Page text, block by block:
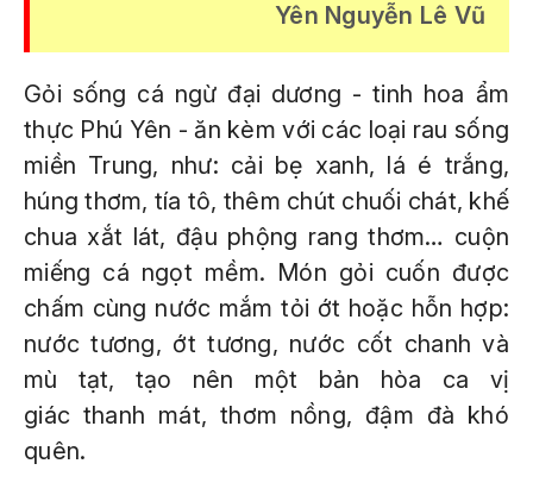
Yên Nguyễn Lê Vũ
Gỏi sống cá ngừ đại dương - tinh hoa ẩm
thực Phú Yên - ăn kèm với các loại rau sống
miền Trung, như: cải bẹ xanh, lá é trắng,
húng thơm, tía tô, thêm chút chuối chát, khế
chua xắt lát, đậu phộng rang thơm… cuộn
miếng cá ngọt mềm. Món gỏi cuốn được
chấm cùng nước mắm tỏi ớt hoặc hỗn hợp:
nước tương, ớt tương, nước cốt chanh và
mù tạt, tạo nên một bản hòa ca vị
giác thanh mát, thơm nồng, đậm đà khó
quên.